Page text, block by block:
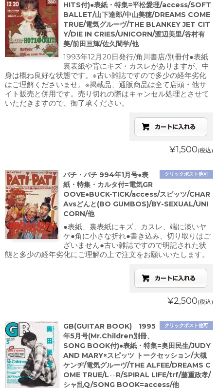
HITS付)●表紙・特集=平松愛理/access/SOFT
BALLET/山下達郎/中山美穂/DREAMS COME
TRUE/電気グルーヴ/THE BLANKEY JET CIT
Y/DIE IN CRIES/UNICORN/渡辺美里/谷村有
美/前田亘輝/佐久間学/他
1993年12月20日発行/角川書店/別冊付●表紙
裏表紙や背にキズ・カスレがありますが、中
身は概ね良好な状態です。※古い雑誌ですので多少の経年劣化
はご理解くださいませ。※掲載品、通販商品は全て店頭・他サ
イト販売と併用です。売り切れの際はキャンセル処理とさせて
いただきますので、御了承ください。
¥1,500(税込)
クリックポスト他可
パチ・パチ 994年1月号●表
紙・特集・カルタ付=電気GR
OOVE●BUCK-TICK/access/スピッツ/CHAR
Avsどんと(BO GUMBOS)/BY-SEXUAL/UNI
CORN/他
●表紙、裏表紙にキズ、カスレ、端に淡いヤ
ケ●角に小さな折れ●書き込み、切り取りはご
ざいません●古い雑誌ですので明記された状
態と多少の経年劣化にご理解の上で注文をお願いいたします。
¥2,500(税込)
クリックポスト他可
GB(GUITAR BOOK) 1995
年5月号(Mr.Children別冊、
SONG BOOK付)●表紙・特集=奥田民生/JUDY
AND MARY×スピッツ トークセッション/大槻
ケンヂ/電気グルーヴ/THE ALFEE/DREAMS C
OME TRUE/L⇔R/SPIRAL LIFE/trf/藤重政孝/
シャ乱Q/SONG BOOK=access/他